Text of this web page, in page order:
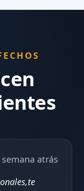
semana atrás